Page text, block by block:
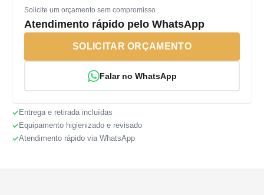
Solicite um orçamento sem compromisso
Atendimento rápido pelo WhatsApp
SOLICITAR ORÇAMENTO
Falar no WhatsApp
Entrega e retirada incluídas
Equipamento higienizado e revisado
Atendimento rápido via WhatsApp